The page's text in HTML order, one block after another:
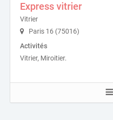
Express vitrier
Vitrier
Paris 16 (75016)
Activités
Vitrier, Miroitier.